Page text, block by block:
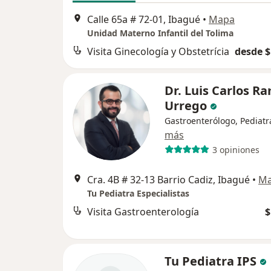
Calle 65a # 72-01, Ibagué • Mapa
Unidad Materno Infantil del Tolima
Visita Ginecología y Obstetrícia desde
Dr. Luis Carlos
Urrego
Gastroenterólogo,
más
3 opiniones
Cra. 4B # 32-13 Barrio Cadiz, Ibagué •
Tu Pediatra Especialistas
Visita Gastroenterología
Tu Pediatra IPS